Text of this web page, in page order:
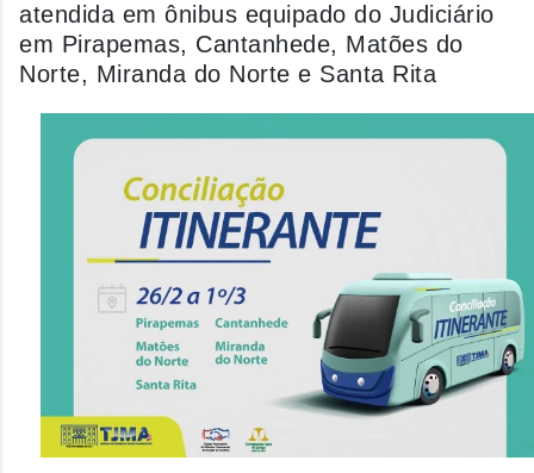
atendida em ônibus equipado do Judiciário
em Pirapemas, Cantanhede, Matões do
Norte, Miranda do Norte e Santa Rita